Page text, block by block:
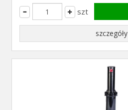
szt
szczegóły